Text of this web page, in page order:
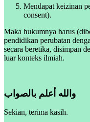
Mendapat keizinan
consent).
Maka hukumnya harus
pendidikan perubatan
secara beretika, disimpan
luar konteks ilmiah.
والله أعلم بالصواب
Sekian, terima kasih.